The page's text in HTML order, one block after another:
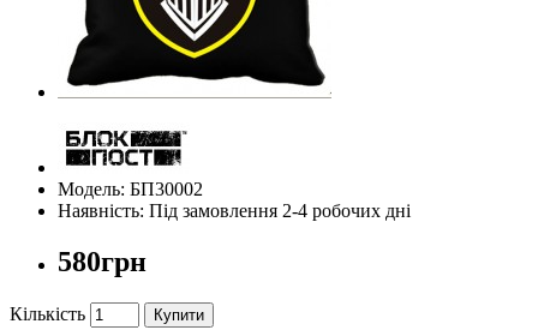
Модель: БП30002
Наявність: Під замовлення 2-4 робочих дні
580грн
Кількість Купити